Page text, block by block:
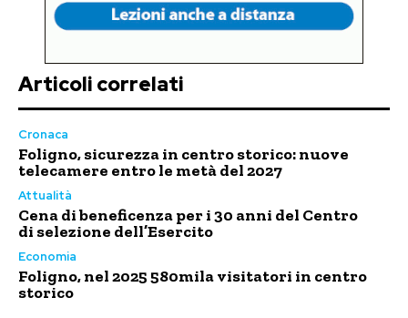
Articoli correlati
Cronaca
Foligno, sicurezza in centro storico: nuove
telecamere entro le metà del 2027
Attualità
Cena di beneficenza per i 30 anni del Centro
di selezione dell’Esercito
Economia
Foligno, nel 2025 580mila visitatori in centro
storico